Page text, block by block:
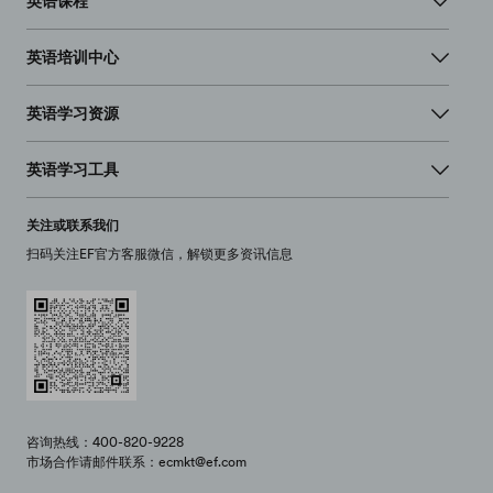
英语培训中心
英语学习资源
英语学习工具
关注或联系我们
扫码关注EF官方客服微信，解锁更多资讯信息
咨询热线：400-820-9228
市场合作请邮件联系：ecmkt@ef.com